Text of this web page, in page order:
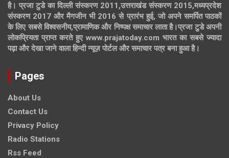
है। प्रजा टुडे का दिल्ली संस्करण 2011,उत्तराखंड संस्करण 2015,मध्यप्रदेश
संस्करण 2017 और मैगजीन भी 2016 से प्रारंभ हुई, जो अपने समर्पित पाठकों
के लिए सबसे विश्वसनीय,प्रामाणिक और निष्पक्ष समाचार लाता है।प्रजा टुडे अपनी
लोकप्रियता प्राप्त करते हुए www.prajatoday.com भारत का सबसे ज्यादा
पढ़ा और देखा जाने वाला हिन्दी न्यूज़ पोर्टल और समाचार पत्र बना हुआ है।
Pages
About Us
Contact Us
Privacy Policy
Radio Stations
Rss Feed